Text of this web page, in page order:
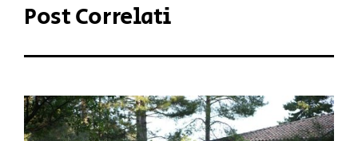
Post Correlati